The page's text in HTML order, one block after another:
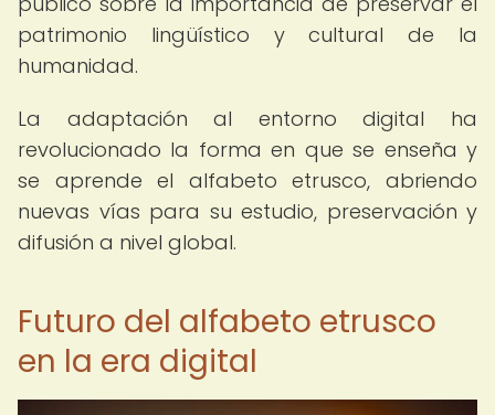
patrimonio lingüístico y cultural de la
humanidad.
La adaptación al entorno digital ha
revolucionado la forma en que se enseña y
se aprende el alfabeto etrusco, abriendo
nuevas vías para su estudio, preservación y
difusión a nivel global.
Futuro del alfabeto etrusco
en la era digital